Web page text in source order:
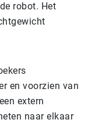
robot. Het
en voorzien van
extern
naar elkaar